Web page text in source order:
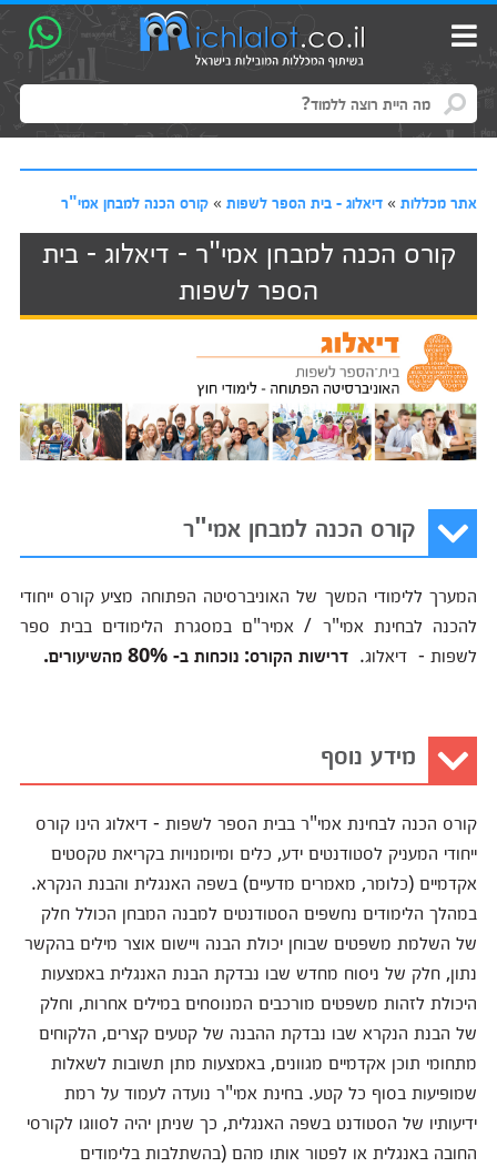
אתר מכללות» דיאלוג - בית הספר לשפות» קורס הכנה למבחן אמי"ר
קורס הכנה למבחן אמי"ר - דיאלוג - בית
הספר לשפות
קורס הכנה למבחן אמי"ר
המערך ללימודי המשך של האוניברסיטה הפתוחה מציע קורס ייחודי
להכנה לבחינת אמי"ר / אמיר"ם במסגרת הלימודים בבית ספר
לשפות - דיאלוג. דרישות הקורס: נוכחות ב- 80% מהשיעורים.
מידע נוסף
קורס הכנה לבחינת אמי"ר בבית הספר לשפות - דיאלוג הינו קורס
ייחודי המעניק לסטודנטים ידע, כלים ומיומנויות בקריאת טקסטים
אקדמיים (כלומר, מאמרים מדעיים) בשפה האנגלית והבנת הנקרא.
במהלך הלימודים נחשפים הסטודנטים למבנה המבחן הכולל חלק
של השלמת משפטים שבוחן יכולת הבנה ויישום אוצר מילים בהקשר
נתון, חלק של ניסוח מחדש שבו נבדקת הבנת האנגלית באמצעות
היכולת לזהות משפטים מורכבים המנוסחים במילים אחרות, וחלק
של הבנת הנקרא שבו נבדקת ההבנה של קטעים קצרים, הלקוחים
מתחומי תוכן אקדמיים מגוונים, באמצעות מתן תשובות לשאלות
שמופיעות בסוף כל קטע. בחינת אמי"ר נועדה לעמוד על רמת
ידיעותיו של הסטודנט בשפה האנגלית, כך שניתן יהיה לסווגו לקורסי
החובה באנגלית או לפטור אותו מהם (בהשתלבות בלימודים